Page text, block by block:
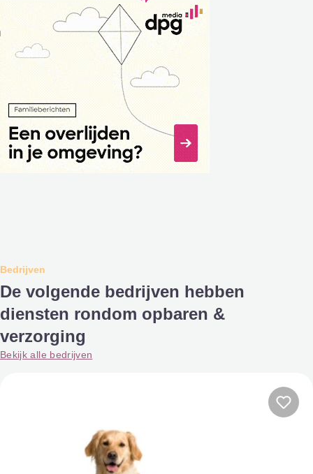
Bedrijven
De volgende bedrijven hebben
diensten rondom opbaren &
verzorging
Bekijk alle bedrijven